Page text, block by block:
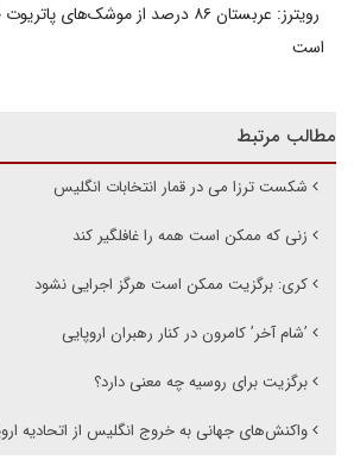
رویترز: عربستان ۸۶ درصد از موشک‌های
است
مطالب مرتبط
شکست ترزا می در قمار انتخابات انگلیس
زنی که ممکن است همه را غافلگیر کند
کری: برگزیت ممکن است هرگز اجرایی نشود
’شام آخر’ کامرون در کنار رهبران اروپایی
برگزیت برای روسیه چه معنی دارد؟
واکنش‌های جهانی به خروج انگلیس از اتحادیه